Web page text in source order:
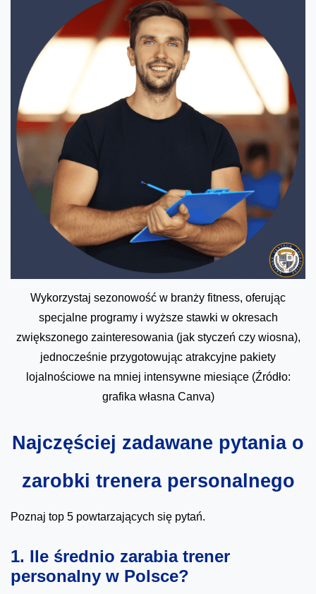
Wykorzystaj sezonowość w branży fitness, oferując
specjalne programy i wyższe stawki w okresach
zwiększonego zainteresowania (jak styczeń czy wiosna),
jednocześnie przygotowując atrakcyjne pakiety
lojalnościowe na mniej intensywne miesiące (Źródło:
grafika własna Canva)
Najczęściej zadawane pytania o
zarobki trenera personalnego
Poznaj top 5 powtarzających się pytań.
1. Ile średnio zarabia trener
personalny w Polsce?